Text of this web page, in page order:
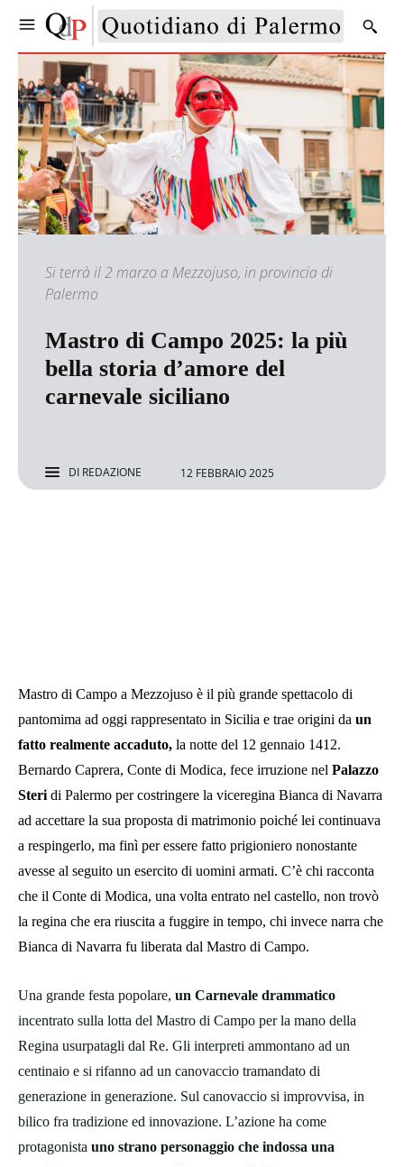
Si terrà il 2 marzo a Mezzojuso, in provincia di
Palermo
Mastro di Campo 2025: la più
bella storia d’amore del
carnevale siciliano
DI REDAZIONE 12 FEBBRAIO 2025
Mastro di Campo a Mezzojuso è il più grande spettacolo di
pantomima ad oggi rappresentato in Sicilia e trae origini da un
fatto realmente accaduto, la notte del 12 gennaio 1412.
Bernardo Caprera, Conte di Modica, fece irruzione nel Palazzo
Steri di Palermo per costringere la viceregina Bianca di Navarra
ad accettare la sua proposta di matrimonio poiché lei continuava
a respingerlo, ma finì per essere fatto prigioniero nonostante
avesse al seguito un esercito di uomini armati. C’è chi racconta
che il Conte di Modica, una volta entrato nel castello, non trovò
la regina che era riuscita a fuggire in tempo, chi invece narra che
Bianca di Navarra fu liberata dal Mastro di Campo.
Una grande festa popolare, un Carnevale drammatico
incentrato sulla lotta del Mastro di Campo per la mano della
Regina usurpatagli dal Re. Gli interpreti ammontano ad un
centinaio e si rifanno ad un canovaccio tramandato di
generazione in generazione. Sul canovaccio si improvvisa, in
bilico fra tradizione ed innovazione. L’azione ha come
protagonista uno strano personaggio che indossa una